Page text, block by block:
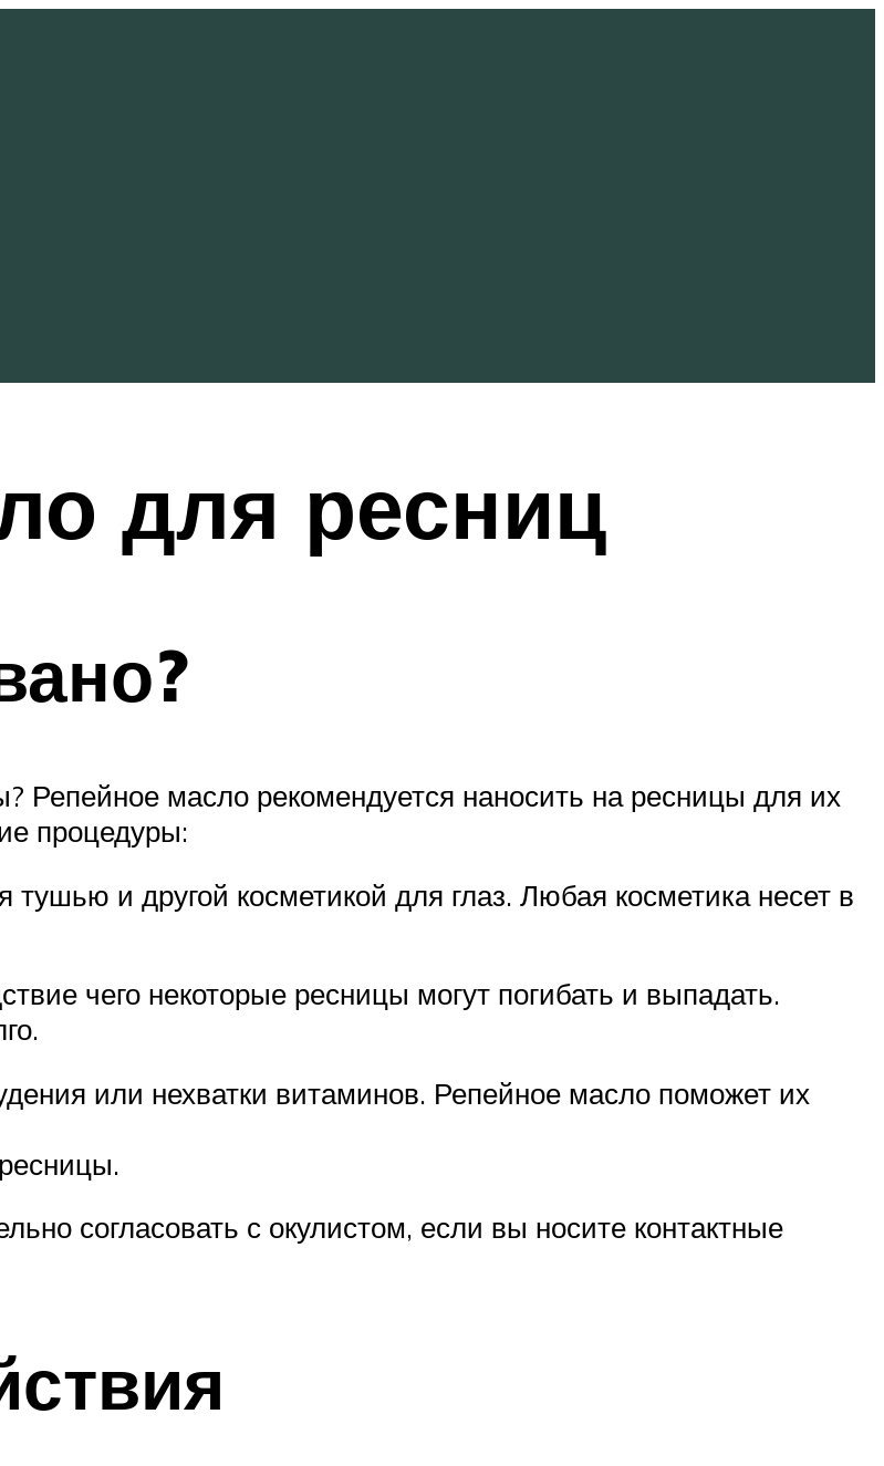
для ресниц
масло рекомендуется наносить на ресницы для их
процедуры:
и другой косметикой для глаз. Любая косметика несет в
чего некоторые ресницы могут погибать и выпадать.
или нехватки витаминов. Репейное масло поможет их
согласовать с окулистом, если вы носите контактные